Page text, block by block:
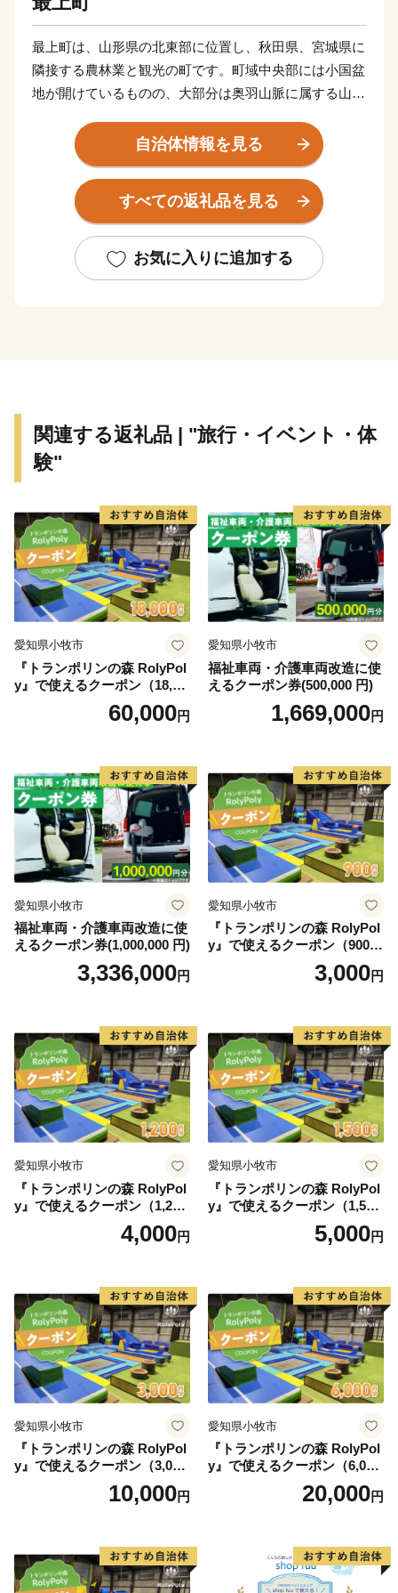
最上町は、山形県の北東部に位置し、秋田県、宮城県に
隣接する農林業と観光の町です。町域中央部には小国盆
地が開けているものの、大部分は奥羽山脈に属する山
南端には1,075ｍの扇山がそびえています。気候的には
寒冷多雨で、夏季には東風が吹き抜け、冬季は多雪。四
方が山々によってさえぎられているため、かつては“小
国”と呼ばれ、一つの独立圏を形成してきました。基幹
せた複合経営が進められています。また豊富な森林資源
を活用した木質バイオマス事業が、雇用の創出や産業の
自治体情報を見る
すべての返礼品を見る
お気に入りに追加する
関連する返礼品 | "旅行・イベント・体
験"
愛知県小牧市
『トランポリンの森 RolyPol
y』で使えるクーポン（18,00
60,000円
愛知県小牧市
福祉車両・介護車両改造に使
えるクーポン券(500,000 円)
1,669,000円
愛知県小牧市
福祉車両・介護車両改造に使
えるクーポン券(1,000,000 円)
3,336,000円
愛知県小牧市
『トランポリンの森 RolyPol
y』で使えるクーポン（900
3,000円
愛知県小牧市
『トランポリンの森 RolyPol
y』で使えるクーポン（1,200
4,000円
愛知県小牧市
『トランポリンの森 RolyPol
y』で使えるクーポン（1,500
5,000円
愛知県小牧市
『トランポリンの森 RolyPol
y』で使えるクーポン（3,000
10,000円
愛知県小牧市
『トランポリンの森 RolyPol
y』で使えるクーポン（6,000
20,000円